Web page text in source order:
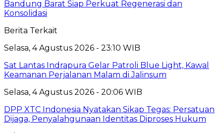
Bandung Barat Siap Perkuat Regenerasi dan
Konsolidasi
Berita Terkait
Selasa, 4 Agustus 2026 - 23:10 WIB
Sat Lantas Indrapura Gelar Patroli Blue Light, Kawal
Keamanan Perjalanan Malam di Jalinsum
Selasa, 4 Agustus 2026 - 20:06 WIB
DPP XTC Indonesia Nyatakan Sikap Tegas: Persatuan
Dijaga, Penyalahgunaan Identitas Diproses Hukum